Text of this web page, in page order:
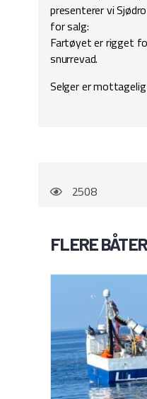
presenterer vi
for salg:
Fartøyet er rigget
snurrevad.
Selger er
2508
FLERE